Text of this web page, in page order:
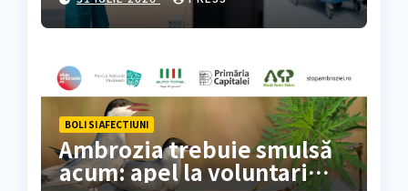
BOLI SI AFECTIUNI
Ambrozia trebuie smulsă
acum: apel la voluntari